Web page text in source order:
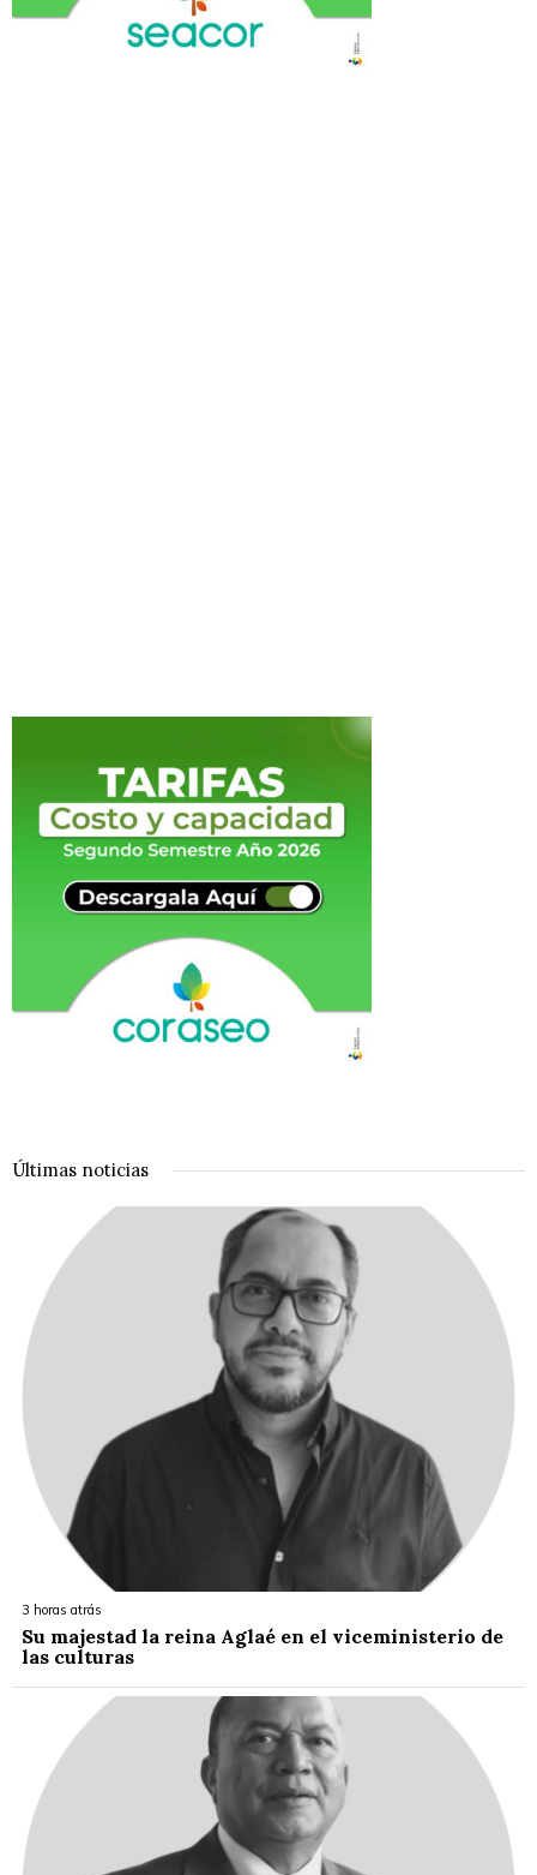
Últimas noticias
3 horas atrás
Su majestad la reina Aglaé en el viceministerio de
las culturas